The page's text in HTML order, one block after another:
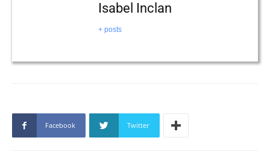
Isabel Inclan
+ posts
Facebook Twitter